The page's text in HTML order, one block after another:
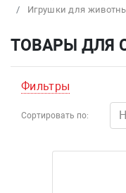
Игрушки для
ТОВАРЫ ДЛЯ
Фильтры
Сортировать по: